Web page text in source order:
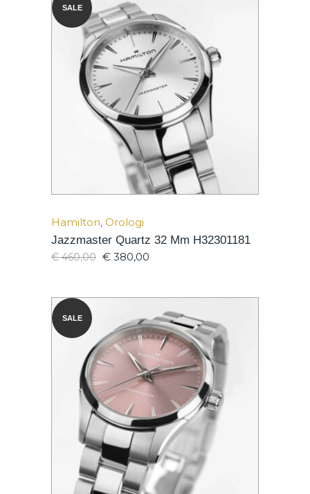
SALE
Hamilton, Orologi
Jazzmaster Quartz 32 Mm H32301181
€460,00 € 380,00
SALE